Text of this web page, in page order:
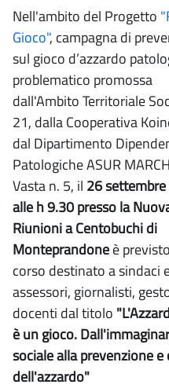
Nell'ambito del Progetto
Gioco", campagna di
sul gioco d’azzardo
problematico promossa
dall'Ambito Territoriale
21, dalla Cooperativa
dal Dipartimento
Patologiche ASUR
Vasta n. 5, il 26
alle h 9.30 presso la
Riunioni a Centobuchi di
Monteprandoneè
corso destinato a sindaci
assessori, giornalisti,
docenti dal titolo
è un gioco.
sociale alla prevenzione e
dell'azzardo"